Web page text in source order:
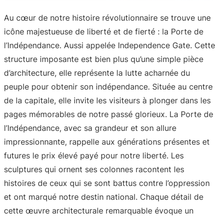
Au cœur de notre histoire révolutionnaire se trouve une
icône majestueuse de liberté et de fierté : la Porte de
l’Indépendance. Aussi appelée Independence Gate. Cette
structure imposante est bien plus qu’une simple pièce
d’architecture, elle représente la lutte acharnée du
peuple pour obtenir son indépendance. Située au centre
de la capitale, elle invite les visiteurs à plonger dans les
pages mémorables de notre passé glorieux. La Porte de
l’Indépendance, avec sa grandeur et son allure
impressionnante, rappelle aux générations présentes et
futures le prix élevé payé pour notre liberté. Les
sculptures qui ornent ses colonnes racontent les
histoires de ceux qui se sont battus contre l’oppression
et ont marqué notre destin national. Chaque détail de
cette œuvre architecturale remarquable évoque un